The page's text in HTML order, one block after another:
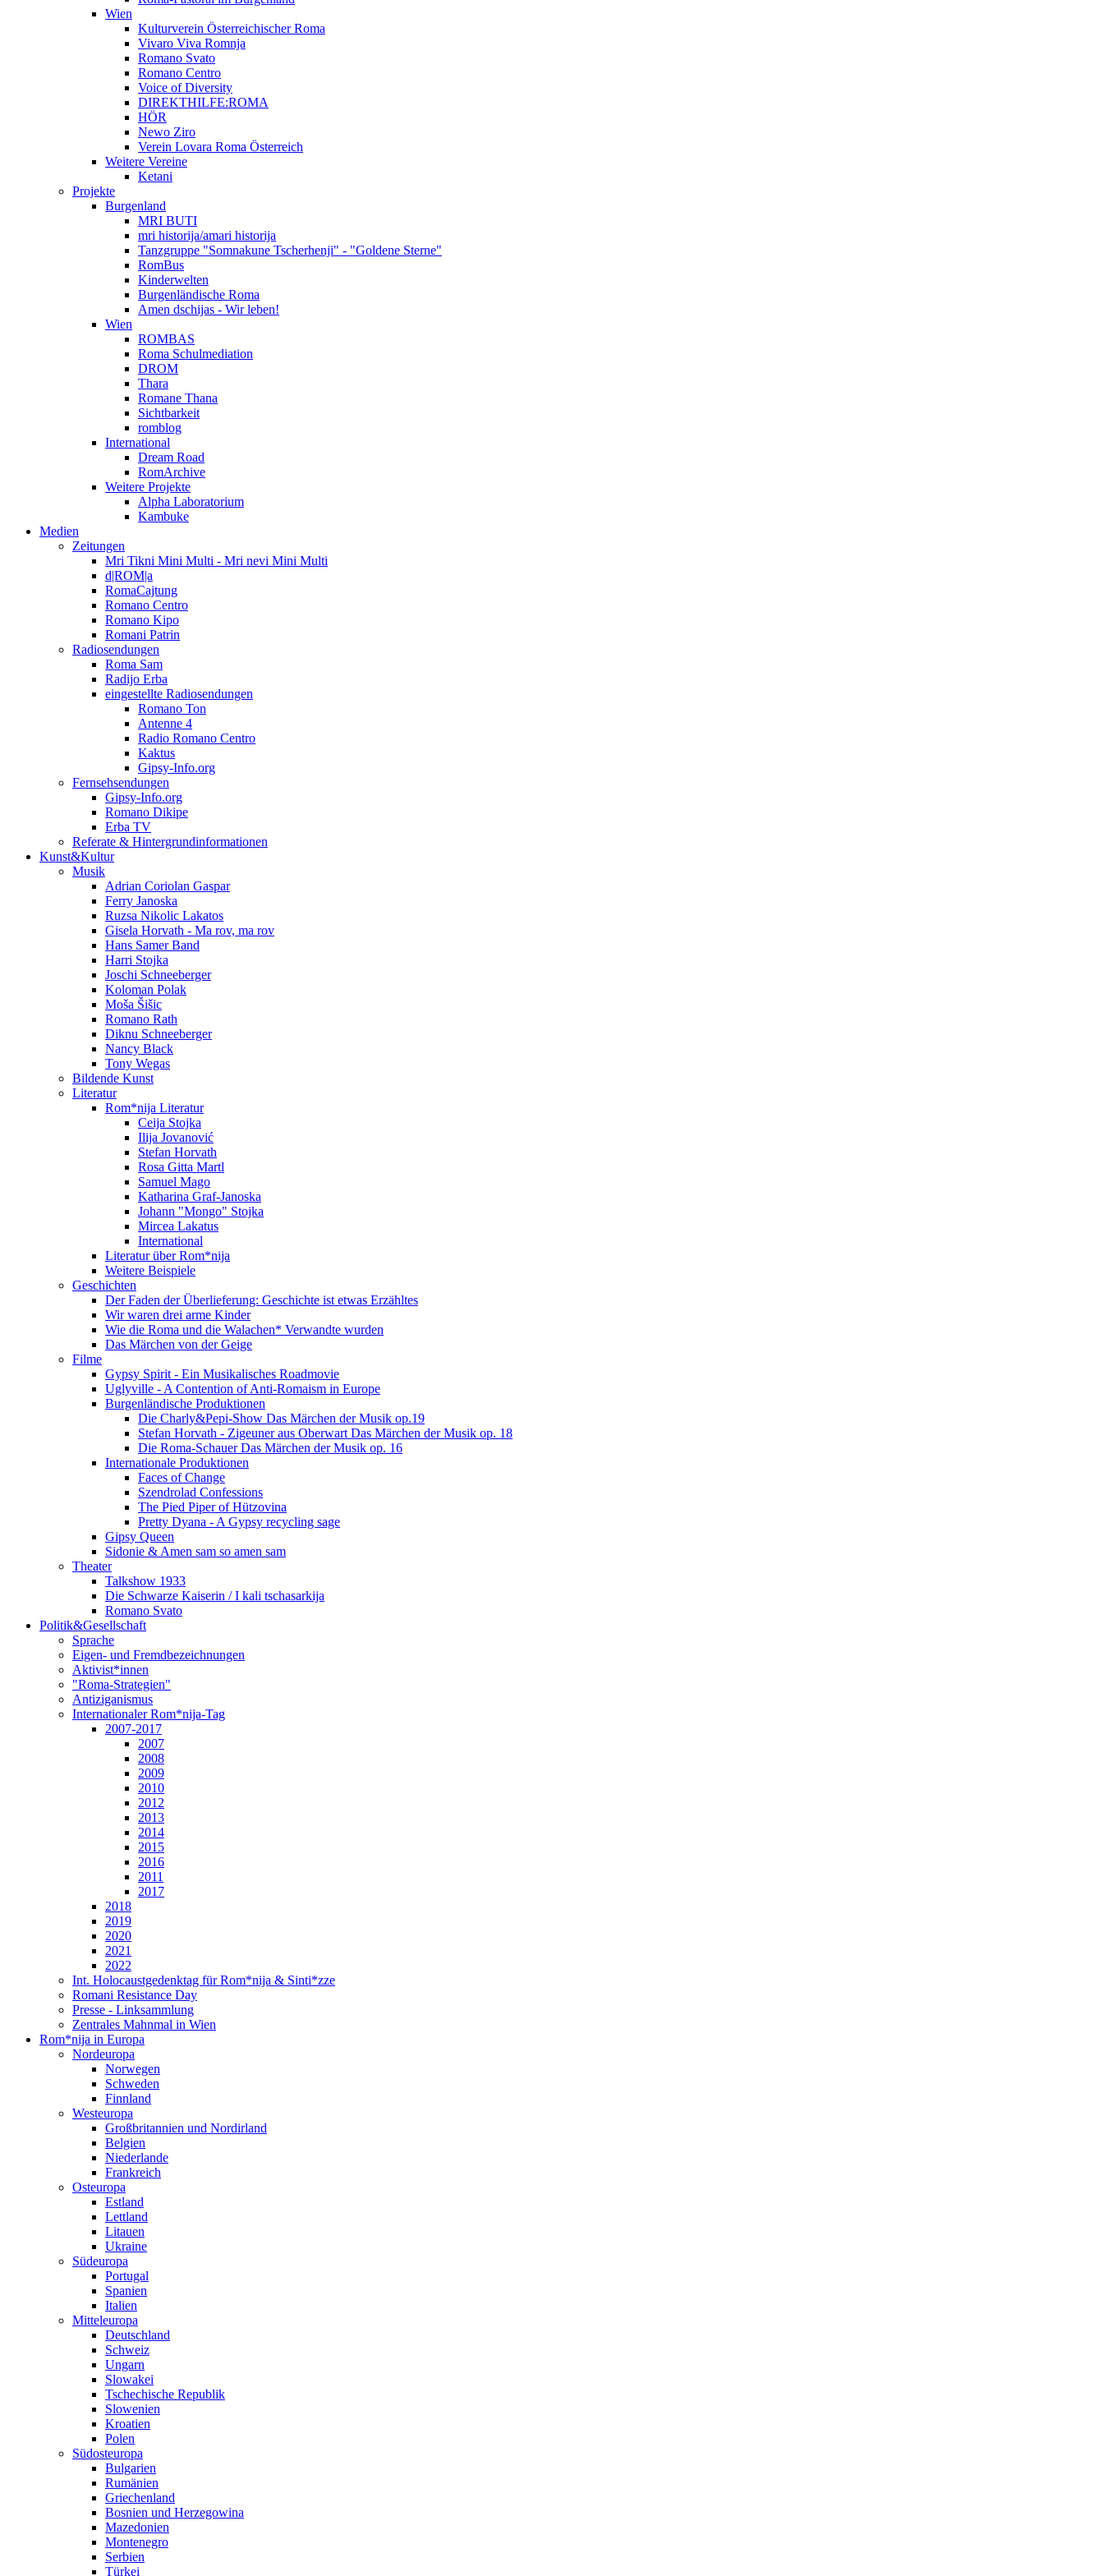
Wien
Kulturverein Österreichischer Roma
Vivaro Viva Romnja
Romano Svato
Romano Centro
Voice of Diversity
DIREKTHILFE:ROMA
HÖR
Newo Ziro
Verein Lovara Roma Österreich
Weitere Vereine
Ketani
Projekte
Burgenland
MRI BUTI
mri historija/amari historija
Tanzgruppe "Somnakune Tscherhenji" - "Goldene Sterne"
RomBus
Kinderwelten
Burgenländische Roma
Amen dschijas - Wir leben!
Wien
ROMBAS
Roma Schulmediation
DROM
Thara
Romane Thana
Sichtbarkeit
romblog
International
Dream Road
RomArchive
Weitere Projekte
Alpha Laboratorium
Kambuke
Medien
Zeitungen
Mri Tikni Mini Multi - Mri nevi Mini Multi
d|ROM|a
RomaCajtung
Romano Centro
Romano Kipo
Romani Patrin
Radiosendungen
Roma Sam
Radijo Erba
eingestellte Radiosendungen
Romano Ton
Antenne 4
Radio Romano Centro
Kaktus
Gipsy-Info.org
Fernsehsendungen
Gipsy-Info.org
Romano Dikipe
Erba TV
Referate & Hintergrundinformationen
Kunst&Kultur
Musik
Adrian Coriolan Gaspar
Ferry Janoska
Ruzsa Nikolic Lakatos
Gisela Horvath - Ma rov, ma rov
Hans Samer Band
Harri Stojka
Joschi Schneeberger
Koloman Polak
Moša Šišic
Romano Rath
Diknu Schneeberger
Nancy Black
Tony Wegas
Bildende Kunst
Literatur
Rom*nija Literatur
Ceija Stojka
Ilija Jovanović
Stefan Horvath
Rosa Gitta Martl
Samuel Mago
Katharina Graf-Janoska
Johann "Mongo" Stojka
Mircea Lakatus
International
Literatur über Rom*nija
Weitere Beispiele
Geschichten
Der Faden der Überlieferung: Geschichte ist etwas Erzähltes
Wir waren drei arme Kinder
Wie die Roma und die Walachen* Verwandte wurden
Das Märchen von der Geige
Filme
Gypsy Spirit - Ein Musikalisches Roadmovie
Uglyville - A Contention of Anti-Romaism in Europe
Burgenländische Produktionen
Die Charly&Pepi-Show Das Märchen der Musik op.19
Stefan Horvath - Zigeuner aus Oberwart Das Märchen der Musik op. 18
Die Roma-Schauer Das Märchen der Musik op. 16
Internationale Produktionen
Faces of Change
Szendrolad Confessions
The Pied Piper of Hützovina
Pretty Dyana - A Gypsy recycling sage
Gipsy Queen
Sidonie & Amen sam so amen sam
Theater
Talkshow 1933
Die Schwarze Kaiserin / I kali tschasarkija
Romano Svato
Politik&Gesellschaft
Sprache
Eigen- und Fremdbezeichnungen
Aktivist*innen
"Roma-Strategien"
Antiziganismus
Internationaler Rom*nija-Tag
2007-2017
2007
2008
2009
2010
2012
2013
2014
2015
2016
2011
2017
2018
2019
2020
2021
2022
Int. Holocaustgedenktag für Rom*nija & Sinti*zze
Romani Resistance Day
Presse - Linksammlung
Zentrales Mahnmal in Wien
Rom*nija in Europa
Nordeuropa
Norwegen
Schweden
Finnland
Westeuropa
Großbritannien und Nordirland
Belgien
Niederlande
Frankreich
Osteuropa
Estland
Lettland
Litauen
Ukraine
Südeuropa
Portugal
Spanien
Italien
Mitteleuropa
Deutschland
Schweiz
Ungarn
Slowakei
Tschechische Republik
Slowenien
Kroatien
Polen
Südosteuropa
Bulgarien
Rumänien
Griechenland
Bosnien und Herzegowina
Mazedonien
Montenegro
Serbien
Türkei